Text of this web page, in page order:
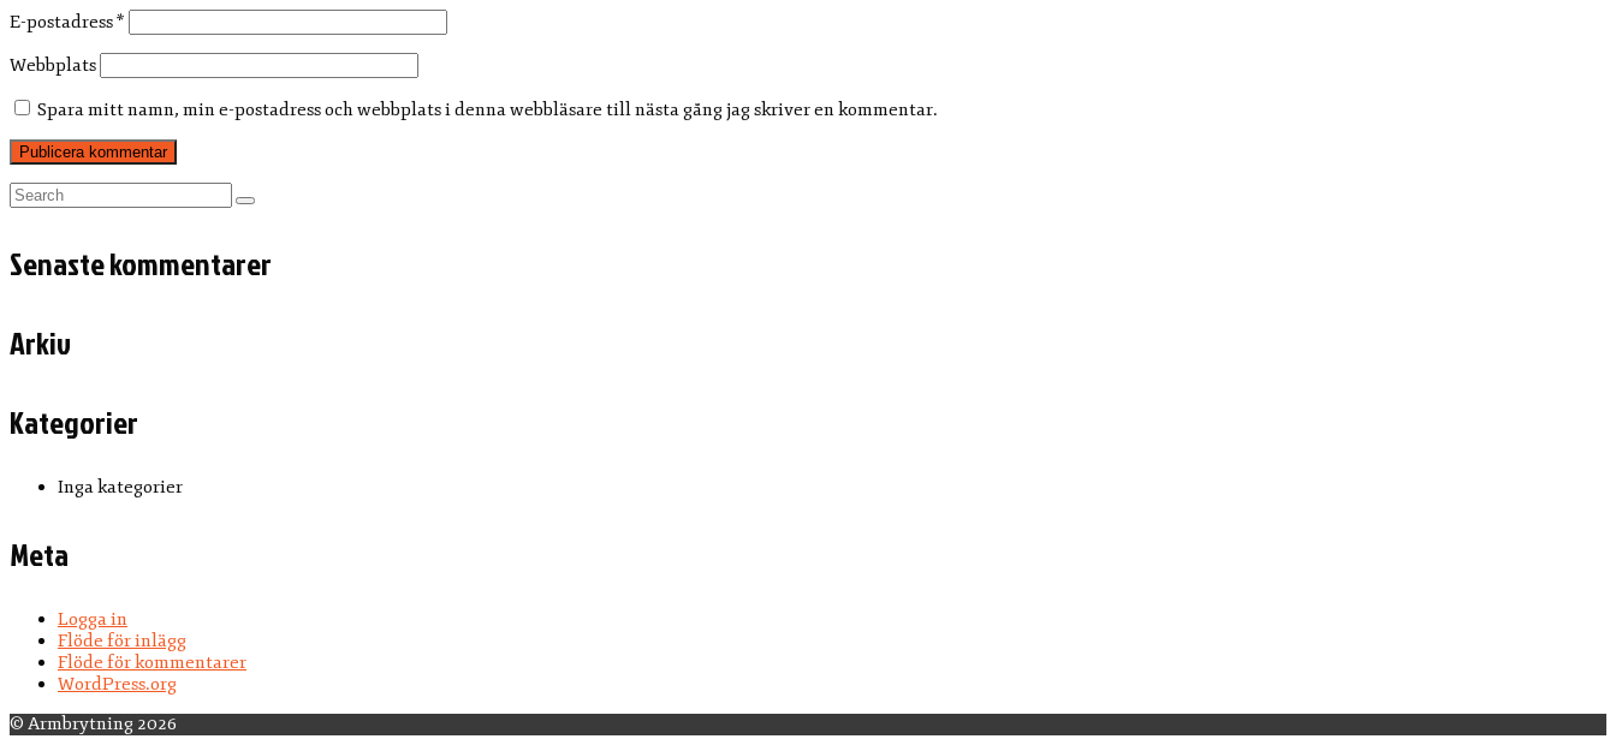
E-postadress*
Webbplats
Spara mitt namn, min e-postadress och webbplats i denna webbläsare till nästa gång jag skriver en kommentar.
Search
for:
Senaste kommentarer
Arkiv
Kategorier
Inga kategorier
Meta
Logga in
Flöde för inlägg
Flöde för kommentarer
WordPress.org
© Armbrytning 2026